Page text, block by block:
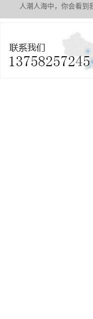
人潮人海中，你会看到